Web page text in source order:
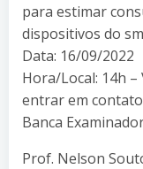
para estimar
dispositivos do
Data: 16/09/2022
Hora/Local: 14h
entrar em
Banca
Prof. Nelson